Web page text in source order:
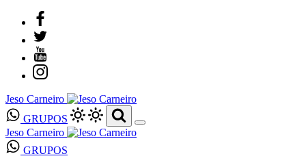
Jeso Carneiro
GRUPOS
Jeso Carneiro
GRUPOS